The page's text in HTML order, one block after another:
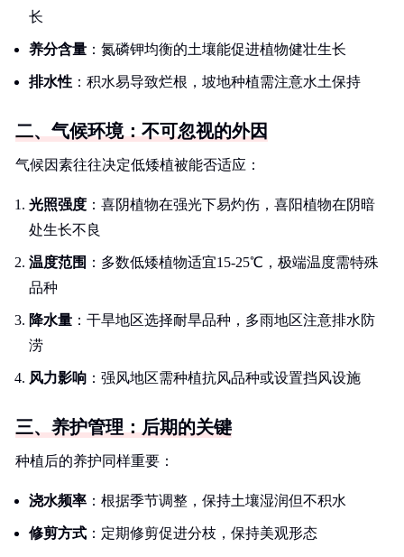
长
养分含量 ：氮磷钾均衡的土壤能促进植物健壮生长
排水性 ：积水易导致烂根，坡地种植需注意水土保持
二、气候环境：不可忽视的外因
气候因素往往决定低矮植被能否适应：
光照强度 ：喜阴植物在强光下易灼伤，喜阳植物在阴暗
处生长不良
温度范围 ：多数低矮植物适宜15-25℃，极端温度需特殊
品种
降水量 ：干旱地区选择耐旱品种，多雨地区注意排水防
涝
风力影响 ：强风地区需种植抗风品种或设置挡风设施
三、养护管理：后期的关键
种植后的养护同样重要：
浇水频率 ：根据季节调整，保持土壤湿润但不积水
修剪方式 ：定期修剪促进分枝，保持美观形态